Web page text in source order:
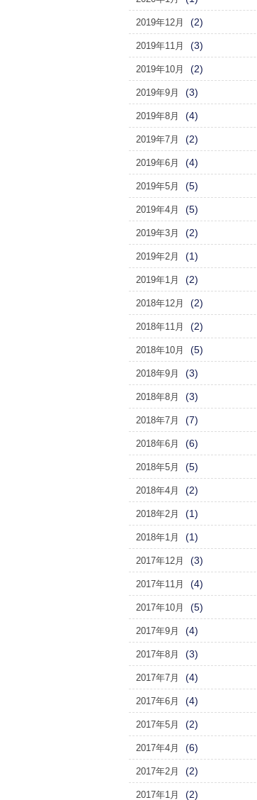
2019年12月 (2)
2019年11月 (3)
2019年10月 (2)
2019年9月 (3)
2019年8月 (4)
2019年7月 (2)
2019年6月 (4)
2019年5月 (5)
2019年4月 (5)
2019年3月 (2)
2019年2月 (1)
2019年1月 (2)
2018年12月 (2)
2018年11月 (2)
2018年10月 (5)
2018年9月 (3)
2018年8月 (3)
2018年7月 (7)
2018年6月 (6)
2018年5月 (5)
2018年4月 (2)
2018年2月 (1)
2018年1月 (1)
2017年12月 (3)
2017年11月 (4)
2017年10月 (5)
2017年9月 (4)
2017年8月 (3)
2017年7月 (4)
2017年6月 (4)
2017年5月 (2)
2017年4月 (6)
2017年2月 (2)
2017年1月 (2)